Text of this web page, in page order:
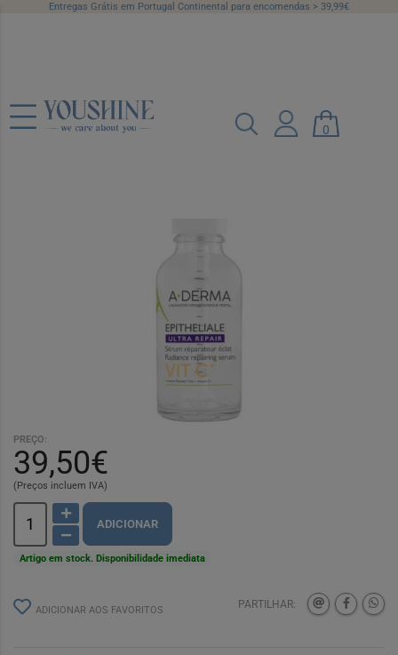
Entregas Grátis em Portugal Continental para encomendas > 39,99€
0
A-Derma Epitheliale Ultra Repair Serum
Vitamina C 30 ml
PREÇO:
39,50€
(Preços incluem IVA)
ADICIONAR
Artigo em stock. Disponibilidade imediata
ADICIONAR AOS FAVORITOS PARTILHAR: